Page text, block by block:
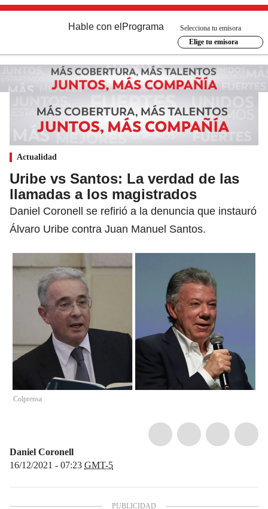
Hable con el Programa
Selecciona tu emisora
Elige tu emisora
Actualidad
Uribe vs Santos: La verdad de las
llamadas a los magistrados
Daniel Coronell se refirió a la denuncia que instauró
Álvaro Uribe contra Juan Manuel Santos.
Colprensa
Daniel Coronell
16/12/2021 - 07:23 GMT-5